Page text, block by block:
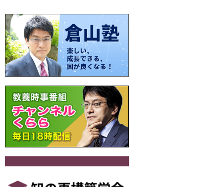
ゲ
ー
シ
ョ
ン